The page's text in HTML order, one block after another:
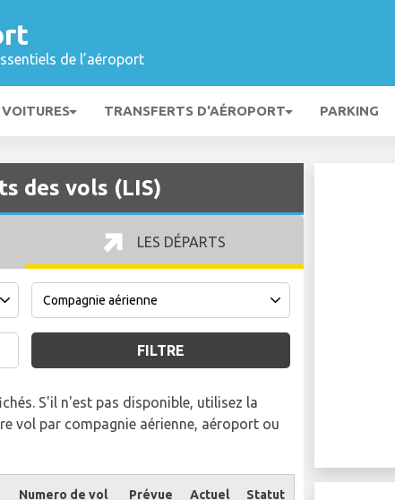
de l’aéroport
TRANSFERTS D'AÉROPORT PARKING
des vols (LIS)
LES DÉPARTS
FILTRE
S'il n'est pas disponible, utilisez la
vol par compagnie aérienne, aéroport ou
Numero de vol Prévue Actuel Statut